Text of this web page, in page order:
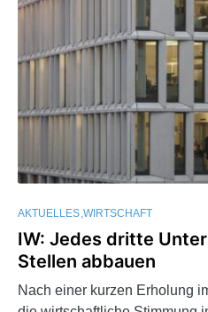
AKTUELLES WIRTSCHAFT
IW: Jedes dritte
Stellen abbauen
Nach einer kurzen Erholung